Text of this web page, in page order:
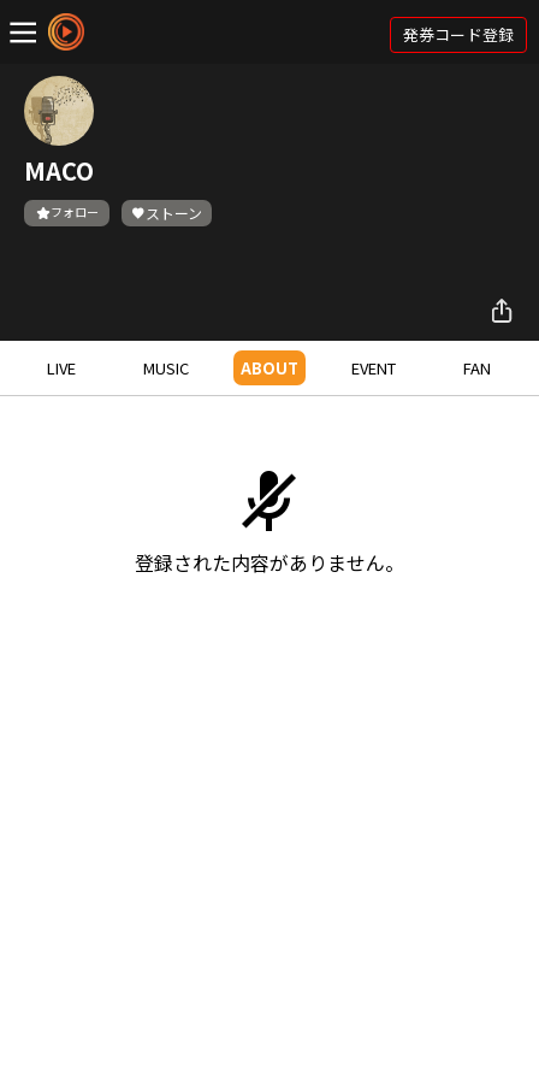
発券コード登録
MACO
フォロー ストーン
LIVE MUSIC ABOUT EVENT FAN
登録された内容がありません。